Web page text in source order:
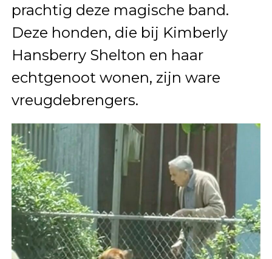
prachtig deze magische band.
Deze honden, die bij Kimberly
Hansberry Shelton en haar
echtgenoot wonen, zijn ware
vreugdebrengers.